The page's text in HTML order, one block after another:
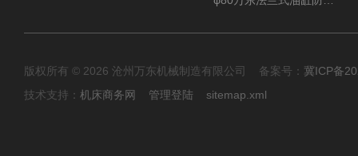
版权所有 © 2026 沧州万东机械制造有限公司 备案号： 冀ICP备
技术支持： 机床商务网 管理登陆 sitemap.xml